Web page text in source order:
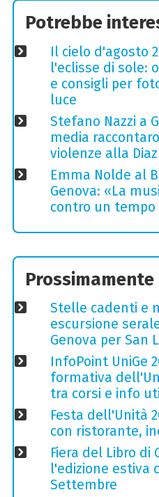
Potrebbe
Il cielo d'agosto
l'eclisse di sole:
e consigli per
luce
Stefano Nazzi a
media
violenze alla
Emma Nolde al
Genova: «La
contro un
Prossimamente
Stelle cadenti e
escursione
Genova per San
InfoPoint UniGe
formativa
tra corsi e info
Festa dell'Unità
con ristorante,
Fiera del Libro di
l'edizione estiva
Settembre